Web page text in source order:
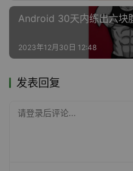
Android 30天内练出六块
2023年12月30日 12:48
发表回复
请登录后评论...